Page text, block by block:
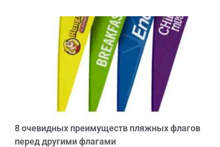
8 очевидных преимуществ пляжных флагов
перед другими флагами